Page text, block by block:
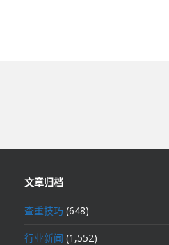
文章归档
查重技巧 (648)
行业新闻 (1,552)